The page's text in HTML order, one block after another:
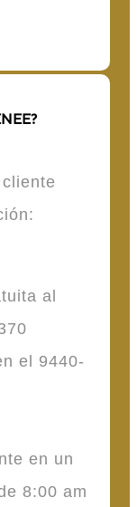
al
el 9440-
en un
8:00 am